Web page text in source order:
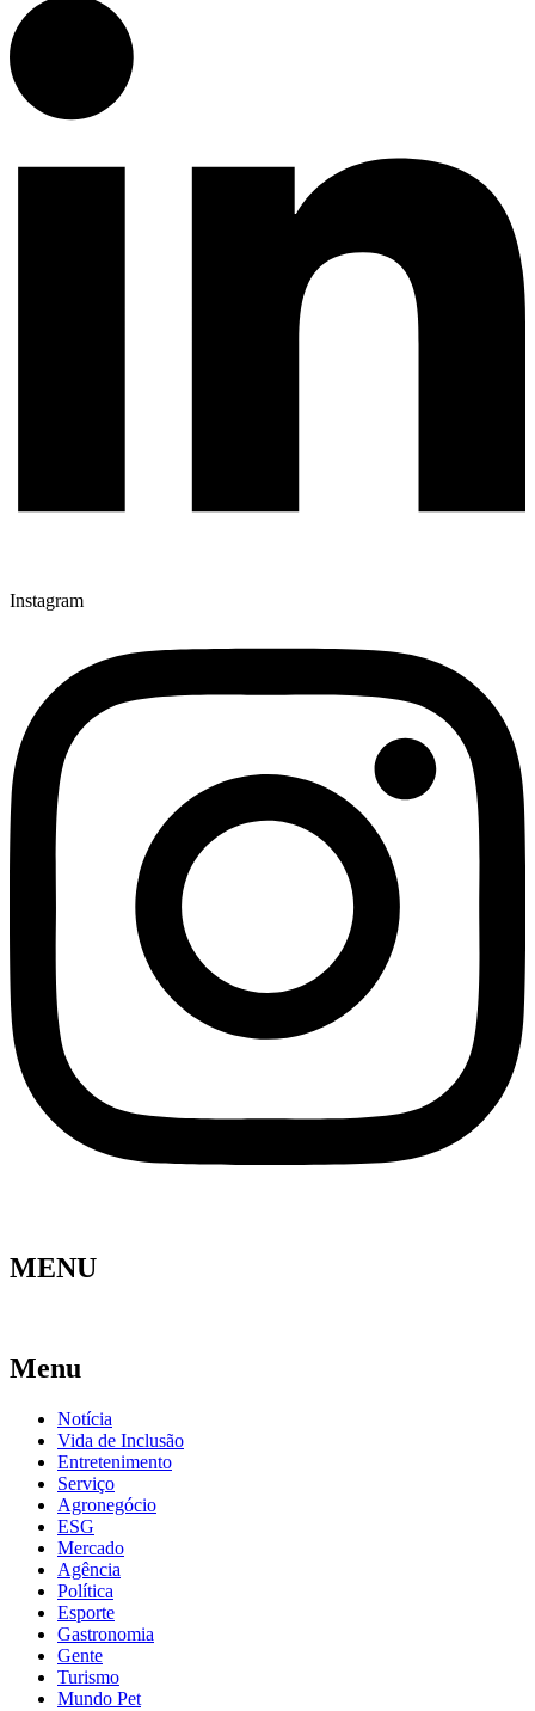
Instagram
MENU
Menu
Notícia
Vida de Inclusão
Entretenimento
Serviço
Agronegócio
ESG
Mercado
Agência
Política
Esporte
Gastronomia
Gente
Turismo
Mundo Pet